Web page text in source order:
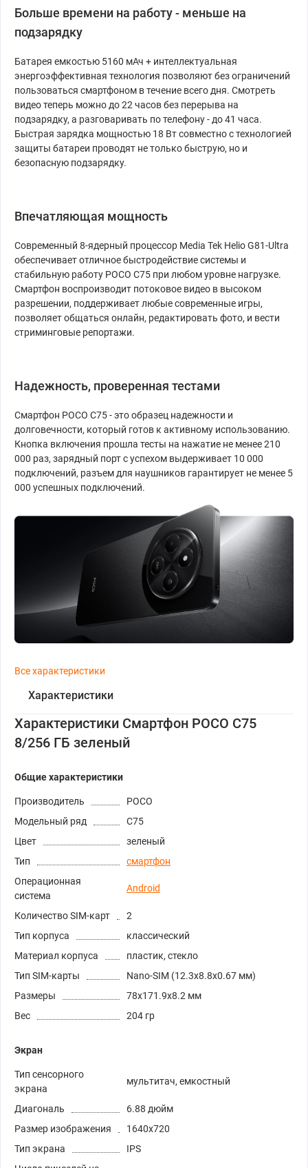
Больше времени на работу - меньше на
подзарядку
Батарея емкостью 5160 мАч + интеллектуальная
энергоэффективная технология позволяют без ограничений
пользоваться смартфоном в течение всего дня. Смотреть
видео теперь можно до 22 часов без перерыва на
подзарядку, а разговаривать по телефону - до 41 часа.
Быстрая зарядка мощностью 18 Вт совместно с технологией
защиты батареи проводят не только быструю, но и
безопасную подзарядку.
Впечатляющая мощность
Современный 8-ядерный процессор Media Tek Helio G81-Ultra
обеспечивает отличное быстродействие системы и
стабильную работу POCO C75 при любом уровне нагрузке.
Смартфон воспроизводит потоковое видео в высоком
разрешении, поддерживает любые современные игры,
позволяет общаться онлайн, редактировать фото, и вести
стриминговые репортажи.
Надежность, проверенная тестами
Смартфон POCO C75 - это образец надежности и
долговечности, который готов к активному использованию.
Кнопка включения прошла тесты на нажатие не менее 210
000 раз, зарядный порт с успехом выдерживает 10 000
подключений, разъем для наушников гарантирует не менее 5
000 успешных подключений.
Все характеристики
Характеристики
Характеристики Смартфон POCO C75
8/256 ГБ зеленый
Общие характеристики
Производитель
POCO
Модельный ряд
C75
Цвет
зеленый
Тип
смартфон
Операционная
система
Android
Количество SIM-карт
2
Тип корпуса
классический
Материал корпуса
пластик, стекло
Тип SIM-карты
Nano-SIM (12.3x8.8x0.67 мм)
Размеры
78x171.9x8.2 мм
Вес
204 гр
Экран
Тип сенсорного
экрана
мультитач, емкостный
Диагональ
6.88 дюйм
Размер изображения
1640x720
Тип экрана
IPS